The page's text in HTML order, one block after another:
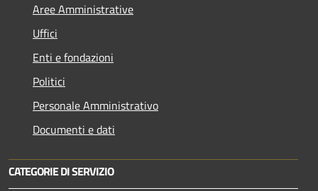
Aree Amministrative
Uffici
Enti e fondazioni
Politici
Personale Amministrativo
Documenti e dati
CATEGORIE DI SERVIZIO